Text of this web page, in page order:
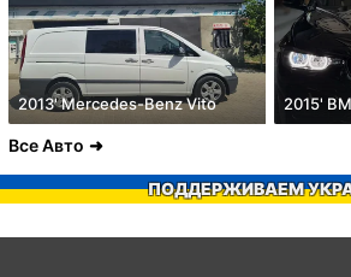
2013' Mercedes-Benz Vito 2015'
Все Авто
ПОДДЕРЖИВАЕМ